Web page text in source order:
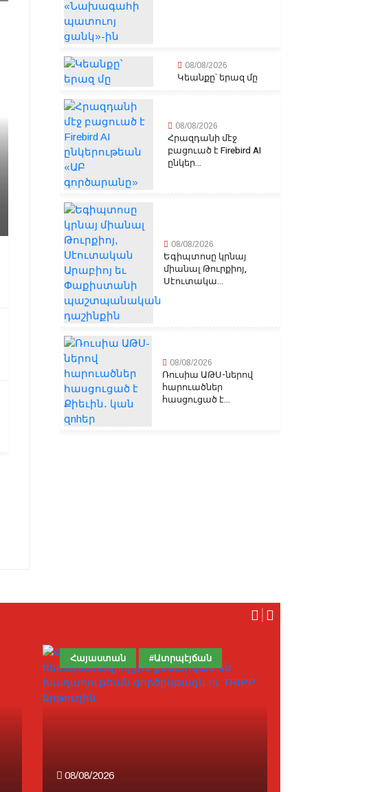
08/08/2026
Կեանքը՝ երազ մը
08/08/2026
Հրազդանի մէջ
բացուած է Firebird AI
ընկեր...
08/08/2026
Եգիպտոսը կրնայ
միանալ Թուրքիոյ,
Սէուտակա...
08/08/2026
Ռուսիա ԱԹՍ-ներով
հարուածներ
հասցուցած է...
08/08/2026
Հայաստան #Ատրպէյճան